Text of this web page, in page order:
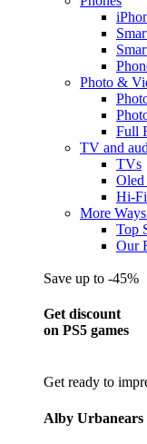
Photo &
Full
TV and
TVs
Hi-Fi
More
Top
Our
Save up to -45%
Get discount
on PS5 games
Get ready to
Alby Urbanears